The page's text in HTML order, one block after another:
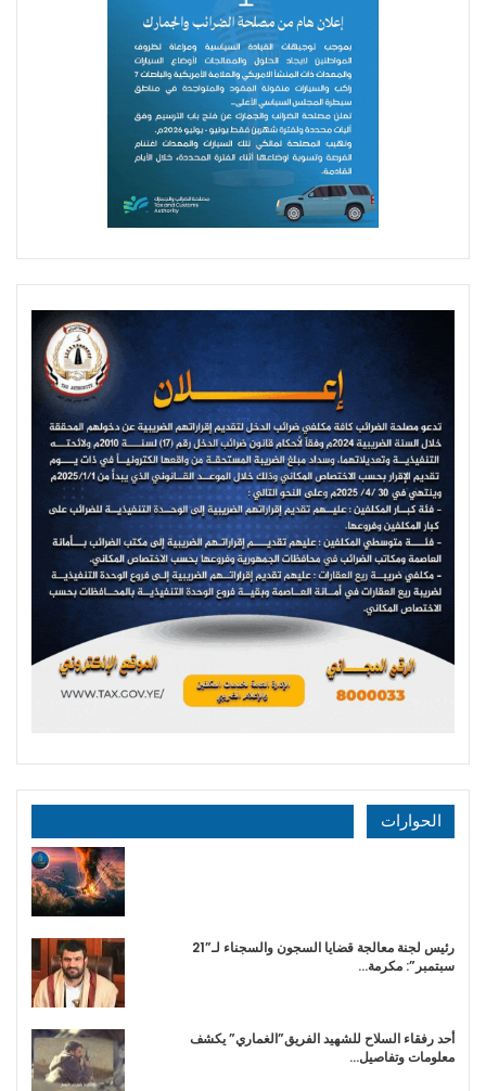
الحوارات
رئيس لجنة معالجة قضايا السجون والسجناء لـ”21
سبتمبر”: مكرمة…
أحد رفقاء السلاح للشهيد الفريق”الغماري” يكشف
معلومات وتفاصيل…